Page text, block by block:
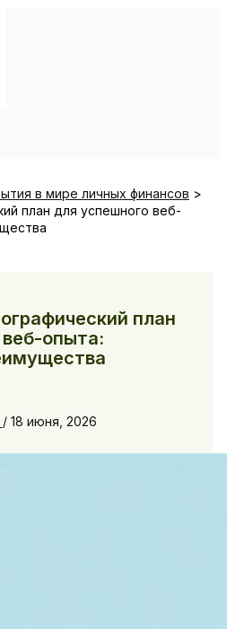
в мире личных финансов
план для успешного веб-
план
опыта:
/ 18 июня, 2026